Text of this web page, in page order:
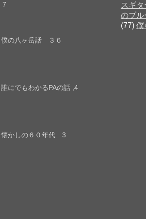
７
僕の八ヶ岳話 ３６
誰にでもわかるPAの話 ,4
懐かしの６０年代 3
スギ
のブル
(77) 僕